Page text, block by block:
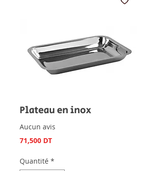
Plateau en inox
Aucun avis
71,500 DTPrix
Quantité *